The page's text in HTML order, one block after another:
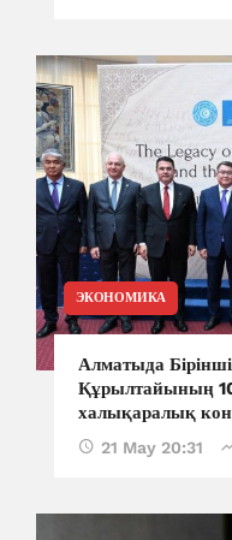
ЭКОНОМИКА
Алматыда
Құрылтайының
халықаралық
21 May 20:31